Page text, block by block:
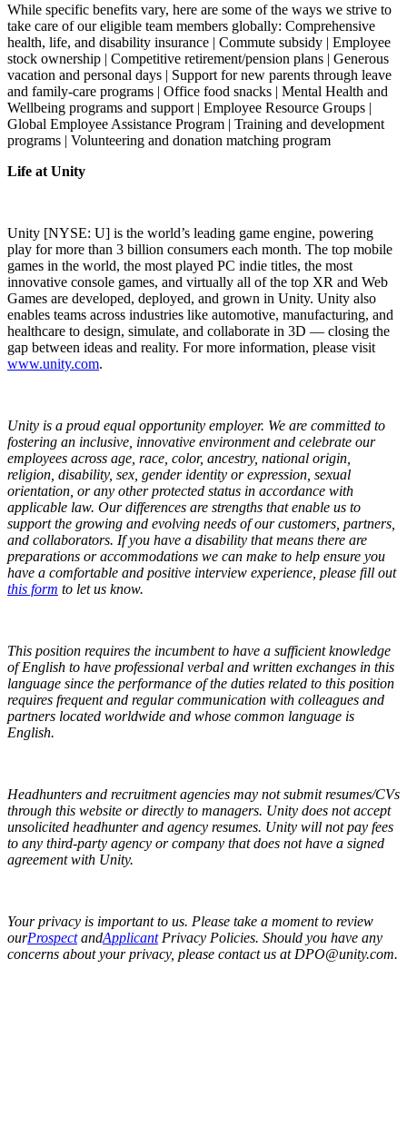
While specific benefits vary, here are some of the ways we strive to
take care of our eligible team members globally: Comprehensive
health, life, and disability insurance | Commute subsidy | Employee
stock ownership | Competitive retirement/pension plans | Generous
vacation and personal days | Support for new parents through leave
and family-care programs | Office food snacks | Mental Health and
Wellbeing programs and support | Employee Resource Groups |
Global Employee Assistance Program | Training and development
programs | Volunteering and donation matching program
Life at Unity
Unity [NYSE: U] is the world’s leading game engine, powering
play for more than 3 billion consumers each month. The top mobile
games in the world, the most played PC indie titles, the most
innovative console games, and virtually all of the top XR and Web
Games are developed, deployed, and grown in Unity. Unity also
enables teams across industries like automotive, manufacturing, and
healthcare to design, simulate, and collaborate in 3D — closing the
gap between ideas and reality. For more information, please visit
www.unity.com.
Unity is a proud equal opportunity employer. We are committed to
fostering an inclusive, innovative environment and celebrate our
employees across age, race, color, ancestry, national origin,
religion, disability, sex, gender identity or expression, sexual
orientation, or any other protected status in accordance with
applicable law. Our differences are strengths that enable us to
support the growing and evolving needs of our customers, partners,
and collaborators. If you have a disability that means there are
preparations or accommodations we can make to help ensure you
have a comfortable and positive interview experience, please fill out
this form to let us know.
This position requires the incumbent to have a sufficient knowledge
of English to have professional verbal and written exchanges in this
language since the performance of the duties related to this position
requires frequent and regular communication with colleagues and
partners located worldwide and whose common language is
English.
Headhunters and recruitment agencies may not submit resumes/CVs
through this website or directly to managers. Unity does not accept
unsolicited headhunter and agency resumes. Unity will not pay fees
to any third-party agency or company that does not have a signed
agreement with Unity.
Your privacy is important to us. Please take a moment to review
ourProspectandApplicantPrivacy Policies. Should you have any
concerns about your privacy, please contact us at DPO@unity.com.